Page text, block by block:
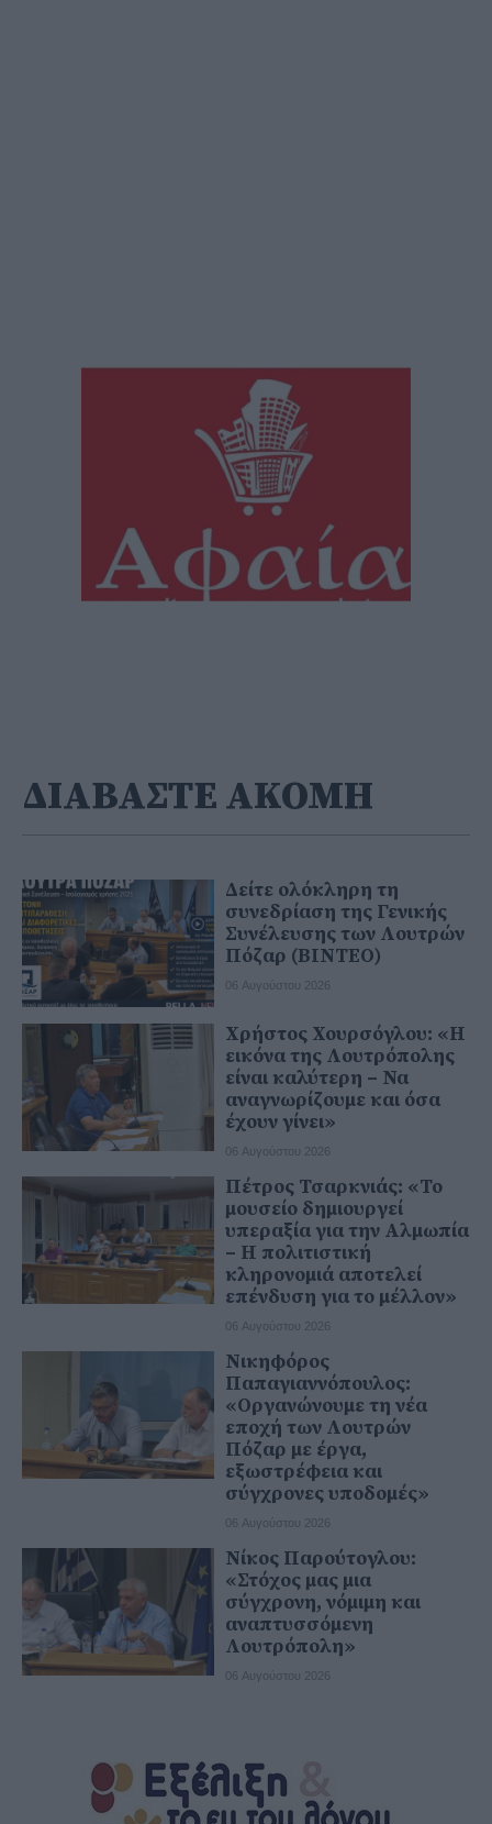
ΔΙΑΒΑΣΤΕ ΑΚΟΜΗ
Δείτε ολόκληρη τη
συνεδρίαση της Γενικής
Συνέλευσης των Λουτρών
Πόζαρ (ΒΙΝΤΕΟ)
06 Αυγούστου 2026
Χρήστος Χουρσόγλου: «Η
εικόνα της Λουτρόπολης
είναι καλύτερη – Να
αναγνωρίζουμε και όσα
έχουν γίνει»
06 Αυγούστου 2026
Πέτρος Τσαρκνιάς: «Το
μουσείο δημιουργεί
υπεραξία για την Αλμωπία
– Η πολιτιστική
κληρονομιά αποτελεί
επένδυση για το μέλλον»
06 Αυγούστου 2026
Νικηφόρος
Παπαγιαννόπουλος:
«Οργανώνουμε τη νέα
εποχή των Λουτρών
Πόζαρ με έργα,
εξωστρέφεια και
σύγχρονες υποδομές»
06 Αυγούστου 2026
Νίκος Παρούτογλου:
«Στόχος μας μια
σύγχρονη, νόμιμη και
αναπτυσσόμενη
Λουτρόπολη»
06 Αυγούστου 2026